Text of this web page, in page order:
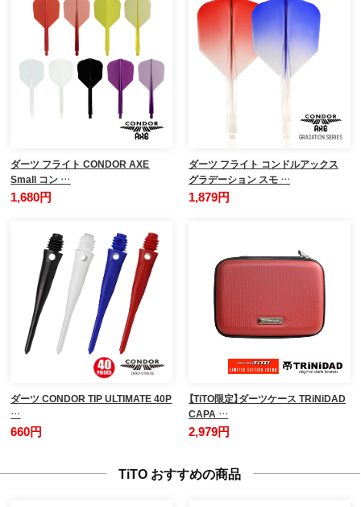
ダーツ フライト CONDOR AXE
Small コン …
1,680円
ダーツ フライト コンドルアックス
グラデーション スモ …
1,879円
ダーツ CONDOR TIP ULTIMATE 40P
…
660円
【TiTO限定】ダーツケース TRiNiDAD
CAPA …
2,979円
TiTO おすすめの商品